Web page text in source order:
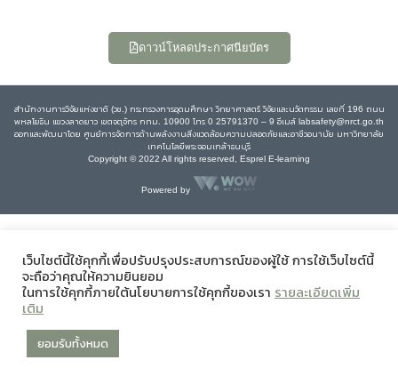
ดาวน์โหลดประกาศนียบัตร
สำนักงานการวิจัยแห่งชาติ (วช.) กระทรวงการอุดมศึกษา วิทยาศาสตร์ วิจัยและนวัตกรรม เลขที่ 196 ถนน
พหลโยธิน แขวงลาดยาว เขตจตุจักร กทม. 10900 โทร 0 25791370 – 9 อีเมล์ labsafety@nrct.go.th
ออกและพัฒนาโดย ศูนย์การจัดการด้านพลังงานสิ่งแวดล้อมความปลอดภัยและอาชีวอนามัย มหาวิทยาลัย
เทคโนโลยีพระจอมเกล้าธนบุรี
Copyright © 2022 All rights reserved, Esprel E-learning
Powered by
เว็บไซต์นี้ใช้คุกกี้เพื่อปรับปรุงประสบการณ์ของผู้ใช้ การใช้เว็บไซต์นี้
จะถือว่าคุณให้ความยินยอม
ในการใช้คุกกี้ภายใต้นโยบายการใช้คุกกี้ของเรา รายละเอียดเพิ่ม
เติม
ยอมรับทั้งหมด